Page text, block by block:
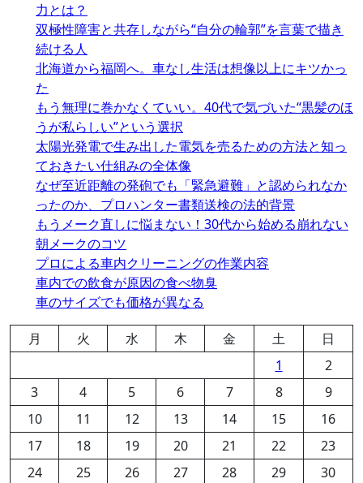
力とは？
双極性障害と共存しながら“自分の輪郭”を言葉で描き
続ける人
北海道から福岡へ。車なし生活は想像以上にキツかっ
た
もう無理に巻かなくていい。40代で気づいた“黒髪のほ
うが私らしい”という選択
太陽光発電で生み出した電気を売るための方法と知っ
ておきたい仕組みの全体像
なぜ至近距離の発砲でも「緊急避難」と認められなか
ったのか、プロハンター書類送検の法的背景
もうメーク直しに悩まない！30代から始める崩れない
朝メークのコツ
プロによる車内クリーニングの作業内容
車内での飲食が原因の食べ物臭
車のサイズでも価格が異なる
月 火 水 木 金 土
日
1
2
3
4 5 6 7 8
9
10
11 12 13 14 15
16
17
18 19 20 21 22
23
24
25 26 27 28 29
30